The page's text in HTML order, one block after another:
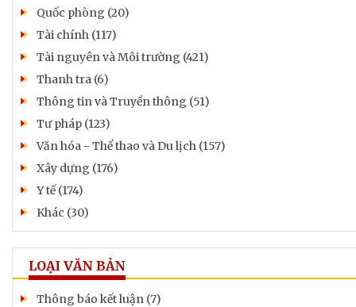
Quốc phòng (20)
Tài chính (117)
Tài nguyên và Môi trường (421)
Thanh tra (6)
Thông tin và Truyền thông (51)
Tư pháp (123)
Văn hóa - Thể thao và Du lịch (157)
Xây dựng (176)
Y tế (174)
Khác (30)
LOẠI VĂN BẢN
Thông báo kết luận (7)